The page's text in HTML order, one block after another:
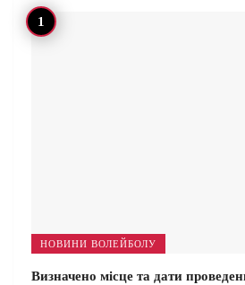
НОВИНИ ВОЛЕЙБОЛУ
Визначено місце та дати